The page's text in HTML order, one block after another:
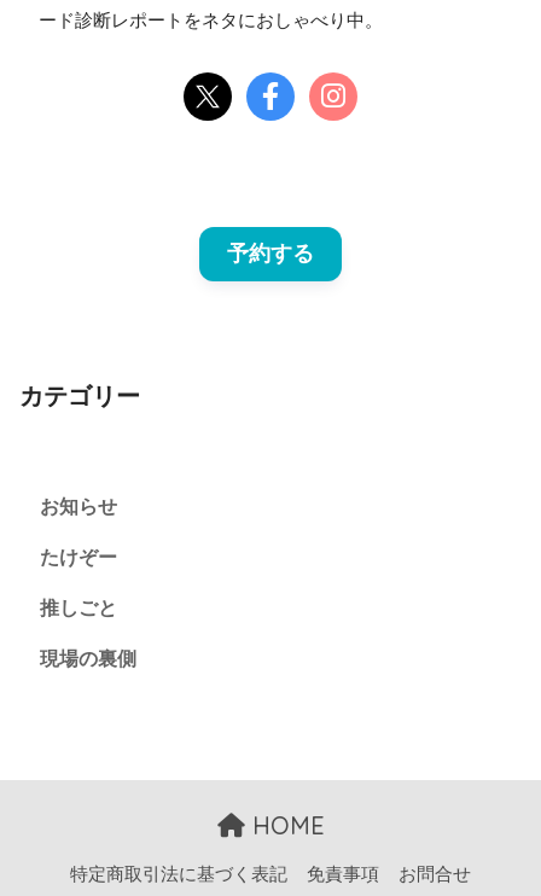
ード診断レポートをネタにおしゃべり中。
予約する
カテゴリー
お知らせ
たけぞー
推しごと
現場の裏側
HOME
特定商取引法に基づく表記 免責事項 お問合せ